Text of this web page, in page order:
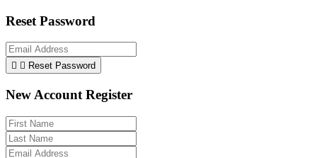
Reset Password
  Reset Password
New Account Register